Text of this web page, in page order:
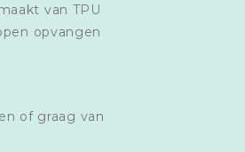
van TPU
opvangen
of graag van